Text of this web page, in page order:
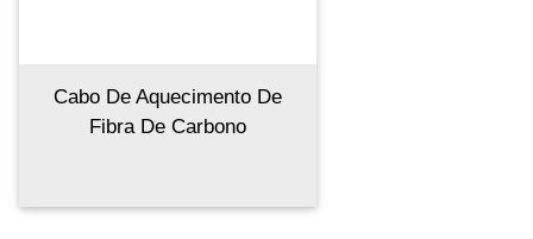
Cabo De Aquecimento De
Fibra De Carbono